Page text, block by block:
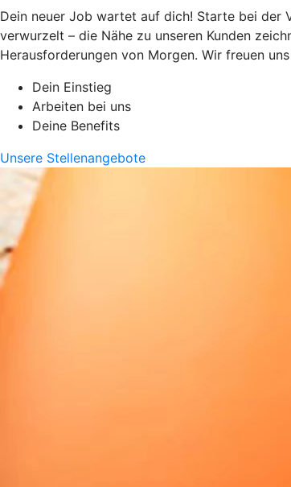
Dein neuer Job wartet auf dich! Starte bei der
verwurzelt – die Nähe zu unseren Kunden
Herausforderungen von Morgen. Wir freuen
Dein Einstieg
Arbeiten bei uns
Deine Benefits
Unsere Stellenangebote